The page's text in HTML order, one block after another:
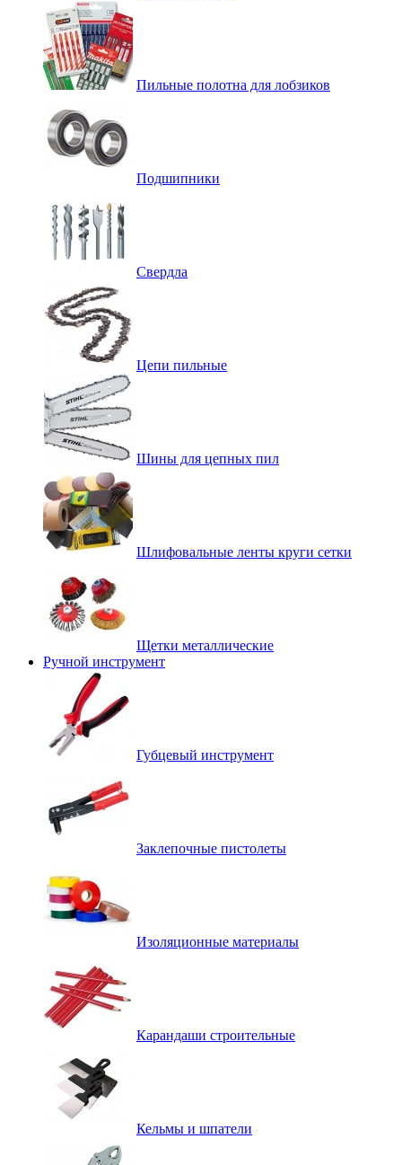
Пильные полотна для лобзиков
Подшипники
Свердла
Цепи пильные
Шины для цепных пил
Шлифовальные ленты круги сетки
Щетки металлические
Ручной инструмент
Губцевый инструмент
Заклепочные пистолеты
Изоляционные материалы
Карандаши строительные
Кельмы и шпатели